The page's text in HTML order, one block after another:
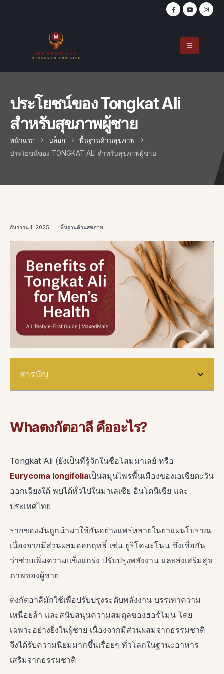
ประโยชน์ของ Tongkat Ali
สำหรับสุขภาพผู้ชาย
หน้าแรก บล็อก
พื้นฐานด้านสุขภาพ
ประโยชน์ของ TONGKAT ALI สำหรับสุขภาพผู้ชาย
กันยายน 1, 2025 พื้นฐานด้านสุขภาพ
สารบัญ
Whaตงกัตอาลี คืออะไร?
Tongkat Ali (ยังเป็นที่รู้จักในชื่อโสมมาเลย์ หรือ
Eurycoma longifoliaเป็นสมุนไพรพื้นเมืองของเอเชียตะวัน
ออกเฉียงใต้ พบได้ทั่วไปในมาเลเซีย อินโดนีเซีย และ
ประเทศไทย
รากของมันถูกนำมาใช้กันอย่างแพร่หลายในยาแผนโบราณ
เนื่องจากมีส่วนผสมออกฤทธิ์ เช่น ยูริโคมะโนน ซึ่งเชื่อกัน
ว่าช่วยเพิ่มความแข็งแกร่ง ปรับปรุงพลังงาน และส่งเสริมสุข
ภาพของผู้ชาย
ตงกัตอาลีมักใช้เพื่อปรับปรุงระดับพลังงาน บรรเทาความ
เหนื่อยล้า และสนับสนุนความสมดุลของฮอร์โมน โดย
เฉพาะอย่างยิ่งในผู้ชาย เนื่องจากมีส่วนผสมจากธรรมชาติ
จึงได้รับความนิยมมากขึ้นเรื่อยๆ ทั่วโลกในฐานะอาหาร
เสริมจากธรรมชาติ